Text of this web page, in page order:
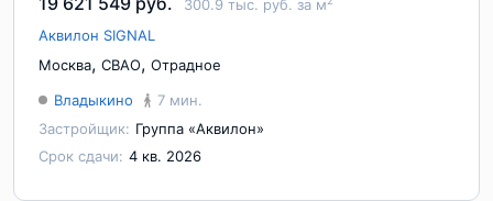
300.9 тыс. руб. за м
Аквилон SIGNAL
Москва, СВАО, Отрадное
Владыкино
7 мин.
Застройщик: Группа «Аквилон»
Срок сдачи: 4 кв. 2026